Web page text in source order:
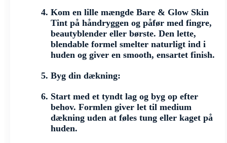
Kom en lille mængde Bare & Glow Skin
Tint på håndryggen og påfør med fingre,
beautyblender eller børste. Den lette,
blendable formel smelter naturligt ind i
huden og giver en smooth, ensartet finish.
Byg din dækning:
Start med et tyndt lag og byg op efter
behov. Formlen giver let til medium
dækning uden at føles tung eller kaget på
huden.